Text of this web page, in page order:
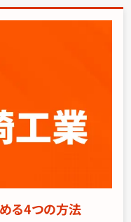
る4つの方法